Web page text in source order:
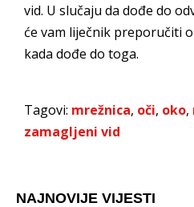
vid. U slučaju da dođe do
će vam liječnik preporučiti
kada dođe do toga.
Tagovi: mrežnica, oči, oko,
zamagljeni vid
NAJNOVIJE VIJESTI